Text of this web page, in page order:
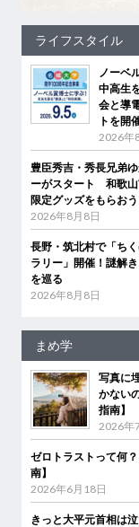
ライフスタイル
ノーベ
中高生
会と導
トを開
2026年
豊臣秀吉・秀長兄弟
ーがスタート 和歌山
限定グッズをもらおう
2026年8月8日
長野・筑北村で「ち
ラリー」開催！謎解
を巡る
2026年8月8日
まめ学
写真に
かない
指南】
2026年
ゼロトラストって何
南】
2026年6月18日
きっと大平元首相は